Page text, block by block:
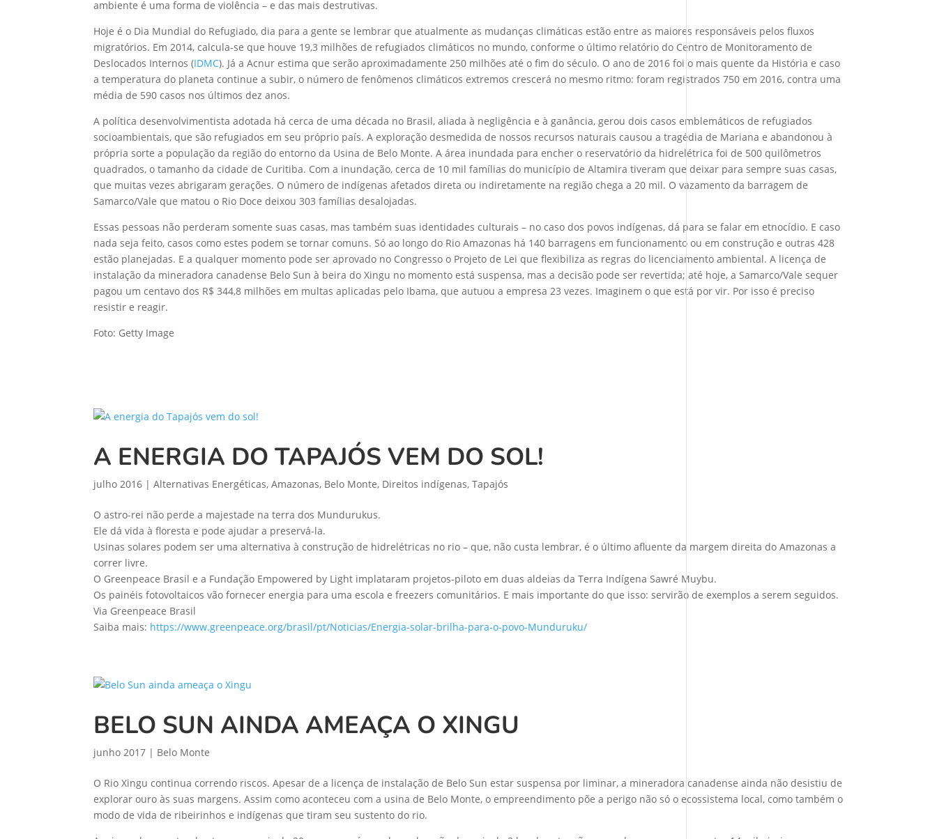
ambiente é uma forma de violência – e das mais destrutivas.
Hoje é o Dia Mundial do Refugiado, dia para a gente se lembrar que atualmente as mudanças climáticas estão entre as maiores responsáveis pelos fluxos
migratórios. Em 2014, calcula-se que houve 19,3 milhões de refugiados climáticos no mundo, conforme o último relatório do Centro de Monitoramento de
Deslocados Internos (IDMC). Já a Acnur estima que serão aproximadamente 250 milhões até o fim do século. O ano de 2016 foi o mais quente da História e caso
a temperatura do planeta continue a subir, o número de fenômenos climáticos extremos crescerá no mesmo ritmo: foram registrados 750 em 2016, contra uma
média de 590 casos nos últimos dez anos.
A política desenvolvimentista adotada há cerca de uma década no Brasil, aliada à negligência e à ganância, gerou dois casos emblemáticos de refugiados
socioambientais, que são refugiados em seu próprio país. A exploração desmedida de nossos recursos naturais causou a tragédia de Mariana e abandonou à
própria sorte a população da região do entorno da Usina de Belo Monte. A área inundada para encher o reservatório da hidrelétrica foi de 500 quilômetros
quadrados, o tamanho da cidade de Curitiba. Com a inundação, cerca de 10 mil famílias do município de Altamira tiveram que deixar para sempre suas casas,
que muitas vezes abrigaram gerações. O número de indígenas afetados direta ou indiretamente na região chega a 20 mil. O vazamento da barragem de
Samarco/Vale que matou o Rio Doce deixou 303 famílias desalojadas.
Essas pessoas não perderam somente suas casas, mas também suas identidades culturais – no caso dos povos indígenas, dá para se falar em etnocídio. E caso
nada seja feito, casos como estes podem se tornar comuns. Só ao longo do Rio Amazonas há 140 barragens em funcionamento ou em construção e outras 428
estão planejadas. E a qualquer momento pode ser aprovado no Congresso o Projeto de Lei que flexibiliza as regras do licenciamento ambiental. A licença de
instalação da mineradora canadense Belo Sun à beira do Xingu no momento está suspensa, mas a decisão pode ser revertida; até hoje, a Samarco/Vale sequer
pagou um centavo dos R$ 344,8 milhões em multas aplicadas pelo Ibama, que autuou a empresa 23 vezes. Imaginem o que está por vir. Por isso é preciso
resistir e reagir.
Foto: Getty Image
A ENERGIA DO TAPAJÓS VEM DO SOL!
julho 2016 |Alternativas Energéticas,Amazonas, Belo Monte, Direitos indígenas,Tapajós
O astro-rei não perde a majestade na terra dos Mundurukus.
Ele dá vida à floresta e pode ajudar a preservá-la.
Usinas solares podem ser uma alternativa à construção de hidrelétricas no rio – que, não custa lembrar, é o último afluente da margem direita do Amazonas a
correr livre.
O Greenpeace Brasil e a Fundação Empowered by Light implataram projetos-piloto em duas aldeias da Terra Indígena Sawré Muybu.
Os painéis fotovoltaicos vão fornecer energia para uma escola e freezers comunitários. E mais importante do que isso: servirão de exemplos a serem seguidos.
Via Greenpeace Brasil
Saiba mais: https://www.greenpeace.org/brasil/pt/Noticias/Energia-solar-brilha-para-o-povo-Munduruku/
BELO SUN AINDA AMEAÇA O XINGU
junho 2017 | Belo Monte
O Rio Xingu continua correndo riscos. Apesar de a licença de instalação de Belo Sun estar suspensa por liminar, a mineradora canadense ainda não desistiu de
explorar ouro às suas margens. Assim como aconteceu com a usina de Belo Monte, o empreendimento põe a perigo não só o ecossistema local, como também o
modo de vida de ribeirinhos e indígenas que tiram seu sustento do rio.